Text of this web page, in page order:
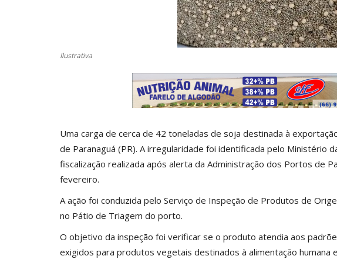
Ilustrativa
Uma carga de cerca de 42 toneladas de soja destinada à
de Paranaguá (PR). A irregularidade foi identificada pelo Ministério
fiscalização realizada após alerta da Administração dos Portos de
fevereiro.
A ação foi conduzida pelo Serviço de Inspeção de Produtos de
no Pátio de Triagem do porto.
O objetivo da inspeção foi verificar se o produto atendia aos
exigidos para produtos vegetais destinados à alimentação humana